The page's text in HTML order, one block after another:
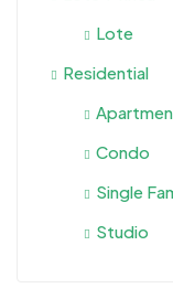
Lote
Residential
Condo
Single
Studio